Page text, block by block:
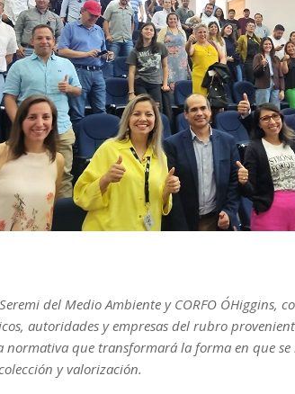
del Medio Ambiente y CORFO O´Higgins,
autoridades y empresas del rubro
normativa que transformará la forma en que
y valorización.